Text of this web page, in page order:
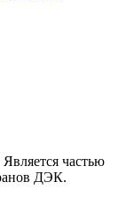
частью
ДЭК.